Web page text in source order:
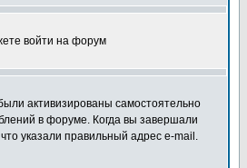
войти на форум
активизированы самостоятельно
в форуме. Когда вы завершали
указали правильный адрес e-mail.